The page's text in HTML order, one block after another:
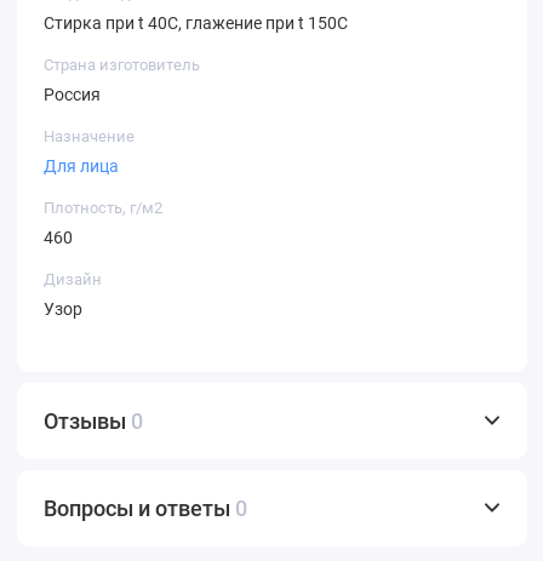
Стирка при t 40С, глажение при t 150С
Страна изготовитель
Россия
Назначение
Для лица
Плотность, г/м2
460
Дизайн
Узор
Отзывы 0
Вопросы и ответы 0